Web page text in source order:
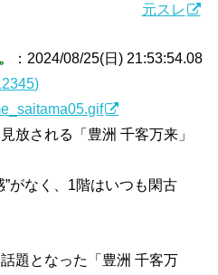
元スレ
：2024/08/25(日) 21:53:54.08
放される「豊洲 千客万来」
”がなく、1階はいつも閑古
題となった「豊洲 千客万